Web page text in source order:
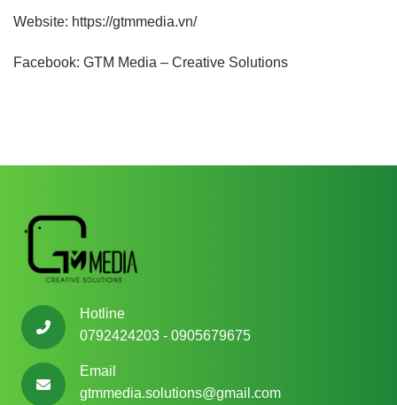
Website: https://gtmmedia.vn/
Facebook: GTM Media – Creative Solutions
Hotline
0792424203 - 0905679675
Email
gtmmedia.solutions@gmail.com